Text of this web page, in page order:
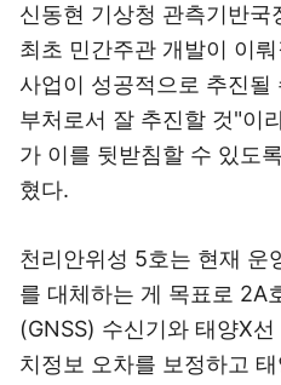
신동현 기상청 관측기반국
최초 민간주관 개발이 이
사업이 성공적으로 추진
부처로서 잘 추진할 것"이
가 이를 뒷받침할 수 있도
혔다.
천리안위성 5호는 현재 운
를 대체하는 게 목표로 2A
(GNSS) 수신기와 태양X
치정보 오차를 보정하고